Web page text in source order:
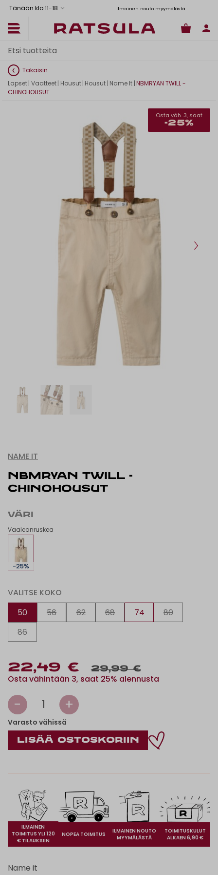
Tänään klo 11-18
Toimituskulut alk. 6,90€
Manner-Suomeen yli 120 euron tilauksiinIlmainen nouto myymälästä
Takaisin
Lapset| Vaatteet| Housut | Housut | Name It |NBMRYAN TWILL -
CHINOHOUSUT
Osta väh. 3, saat
-25%
NAME IT
NBMRYAN TWILL -
CHINOHOUSUT
VÄRI
Vaaleanruskea
-25%
VALITSE KOKO
50
56 62 68 74
80
86
22,49 € 29,99 €
Osta vähintään 3, saat 25% alennusta
- 1 +
Varasto vähissä
ILMAINEN
TOIMITUS YLI 120
€ TILAUKSIIN
NOPEA TOIMITUS
ILMAINEN NOUTO
MYYMÄLÄSTÄ
TOIMITUSKULUT
ALKAEN 6,90 €
Name it